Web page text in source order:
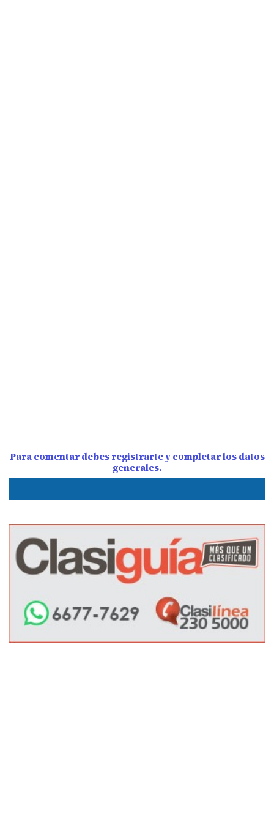
Para comentar debes registrarte y completar los datos
generales.